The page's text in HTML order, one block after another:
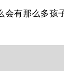
会有那么多孩